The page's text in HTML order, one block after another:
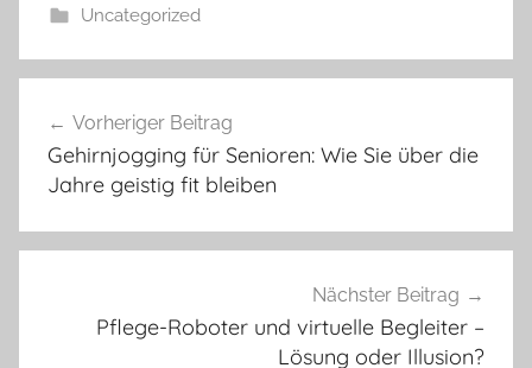
Uncategorized
Vorheriger Beitrag
Gehirnjogging für Senioren: Wie Sie über die
Jahre geistig fit bleiben
Nächster Beitrag
Pflege-Roboter und virtuelle Begleiter –
Lösung oder Illusion?